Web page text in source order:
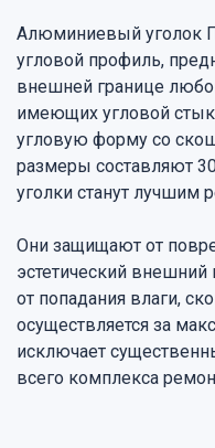
Алюминиевый уголок
угловой профиль,
внешней границе
имеющих угловой
угловую форму со
размеры составляют
уголки станут лучшим
Они защищают от
эстетический
от попадания влаги,
осуществляется за
исключает
всего комплекса